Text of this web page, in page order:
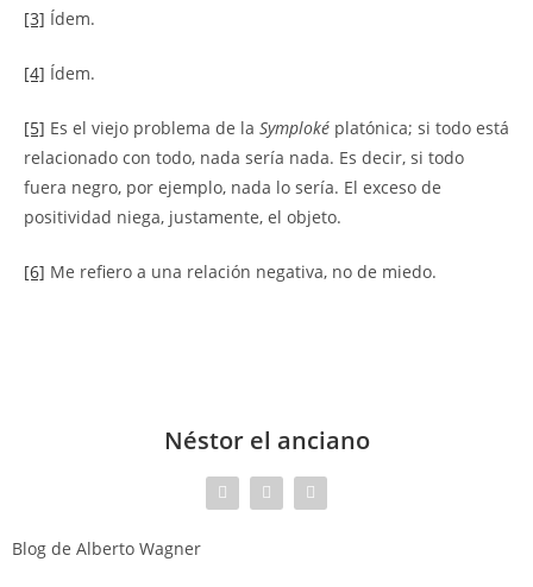
[3] Ídem.
[4] Ídem.
[5] Es el viejo problema de la Symploké platónica; si todo está
relacionado con todo, nada sería nada. Es decir, si todo
fuera negro, por ejemplo, nada lo sería. El exceso de
positividad niega, justamente, el objeto.
[6] Me refiero a una relación negativa, no de miedo.
Néstor el anciano
Blog de Alberto Wagner